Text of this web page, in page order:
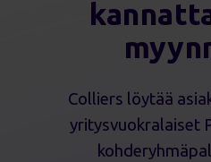
Colliers löytää
yritysvuokralaiset